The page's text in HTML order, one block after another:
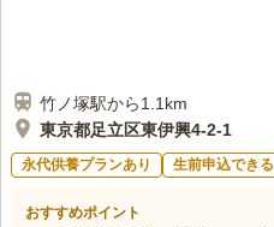
竹ノ塚駅から1.1km
東京都足立区東伊興4-2-1
永代供養プランあり 生前申込できる
おすすめポイント